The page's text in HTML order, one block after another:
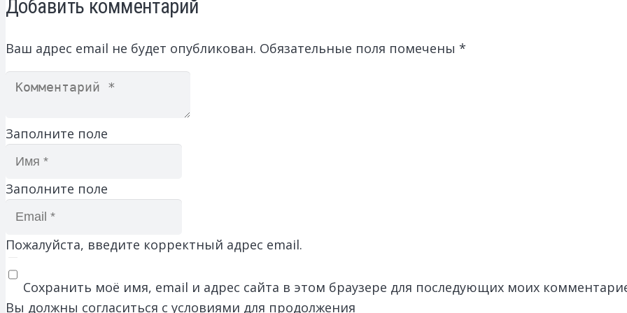
Добавить комментарий
Ваш адрес email не будет опубликован. Обязательные поля помечены *
Заполните поле
Заполните поле
Пожалуйста, введите корректный адрес email.
Сохранить моё имя, email и адрес сайта в этом браузере для последующих моих
Вы должны согласиться с условиями для продолжения